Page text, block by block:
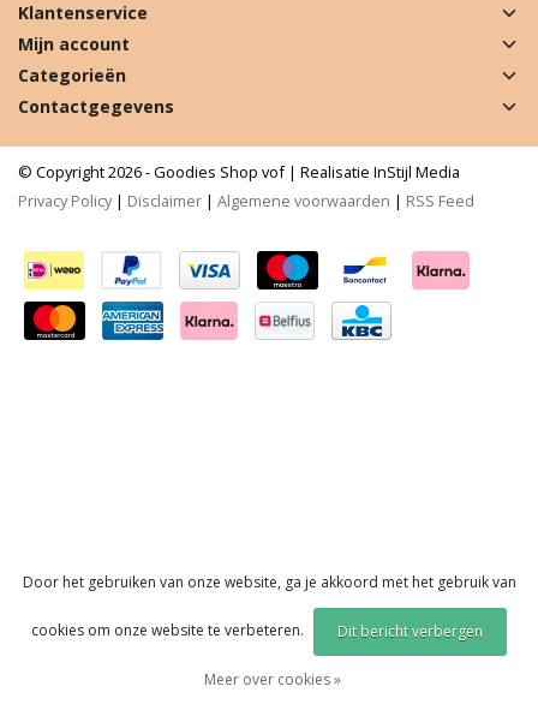
Klantenservice
Mijn account
Categorieën
Contactgegevens
© Copyright 2026 - Goodies Shop vof | Realisatie InStijl Media
Privacy Policy| Disclaimer | Algemene voorwaarden | RSS Feed
Door het gebruiken van onze website, ga je akkoord met het gebruik van
cookies om onze website te verbeteren. Dit bericht verbergen
Meer over cookies »